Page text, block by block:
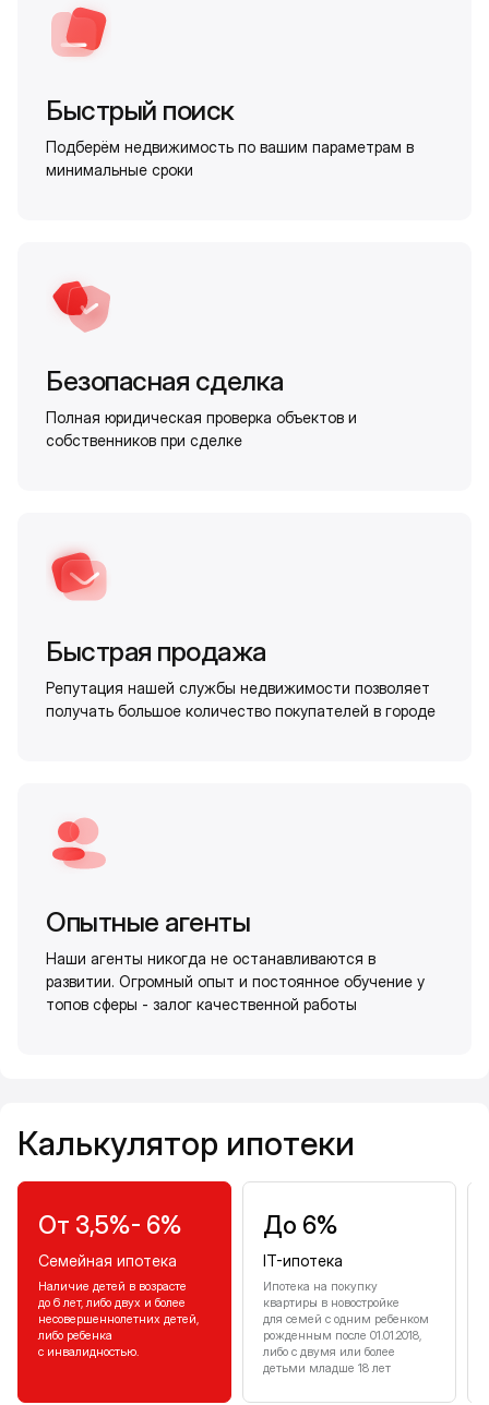
Быстрый поиск
Подберём недвижимость по вашим параметрам в
минимальные сроки
Безопасная сделка
Полная юридическая проверка объектов и
собственников при сделке
Быстрая продажа
Репутация нашей службы недвижимости позволяет
получать большое количество покупателей в городе
Опытные агенты
Наши агенты никогда не останавливаются в
развитии. Огромный опыт и постоянное обучение у
топов сферы - залог качественной работы
Калькулятор ипотеки
От 3,5%- 6%
Семейная ипотека
Наличие детей в возрасте
до 6 лет, либо двух и более
несовершеннолетних детей,
либо ребенка
с инвалидностью.
До 6%
IT-ипотека
Ипотека на покупку
квартиры в новостройке
для семей с одним ребенком
рожденным после 01.01.2018,
либо с двумя или более
детьми младше 18 лет